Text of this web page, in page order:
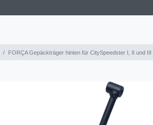
FORÇA Gepäckträger hinten für CitySpeedster I, II und III